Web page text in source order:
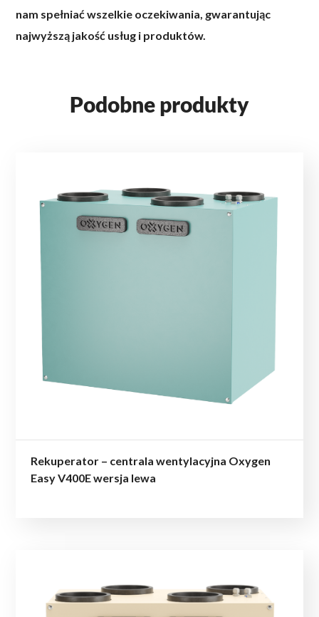
nam spełniać wszelkie oczekiwania, gwarantując
najwyższą jakość usług i produktów.
Podobne produkty
Rekuperator – centrala wentylacyjna Oxygen
Easy V400E wersja lewa